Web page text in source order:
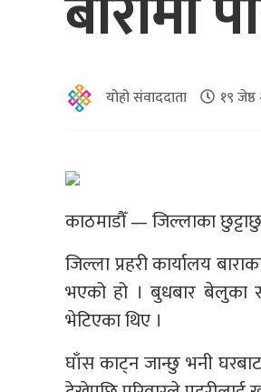
योहो संवाददाता १९
काठमाडौँ — जिल्लाका
जिल्ला प्रहरी कार्यालय
भएको हो । बुधबार बेलुका
भेटिएका थिए ।
घाँस काट्न जान्छु भनी